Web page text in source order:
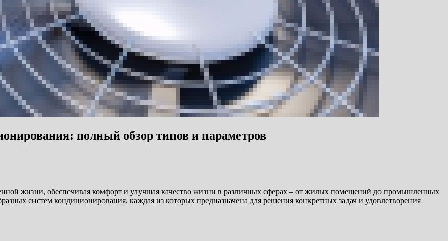
полный обзор типов и параметров
жизни, обеспечивая комфорт и улучшая качество жизни в различных сферах – от жилых помещений до промышленных
систем кондиционирования, каждая из которых предназначена для решения конкретных задач и удовлетворения